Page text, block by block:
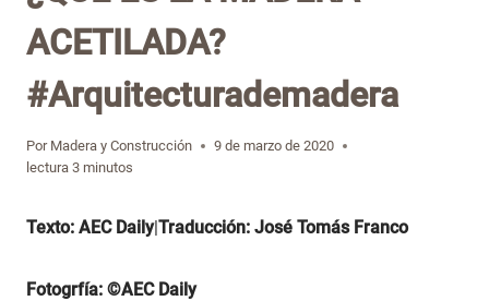
ACETILADA?
#Arquitecturademadera
Por Madera y Construcción
9 de marzo de 2020
lectura 3 minutos
Texto: AEC Daily|Traducción: José Tomás Franco
Fotogrfía: ©AEC Daily